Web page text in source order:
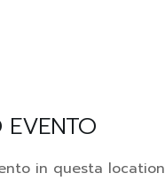
EVENTO
in questa location